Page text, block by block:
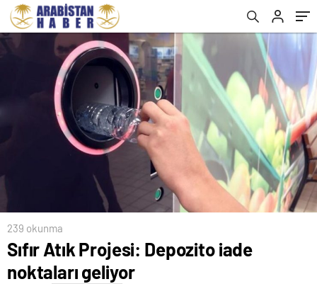
239 okunma
Sıfır Atık Projesi: Depozito iade
noktaları geliyor